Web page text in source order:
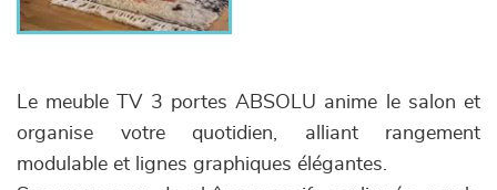
Le meuble TV 3 portes ABSOLU anime le salon et
organise votre quotidien, alliant rangement
modulable et lignes graphiques élégantes.